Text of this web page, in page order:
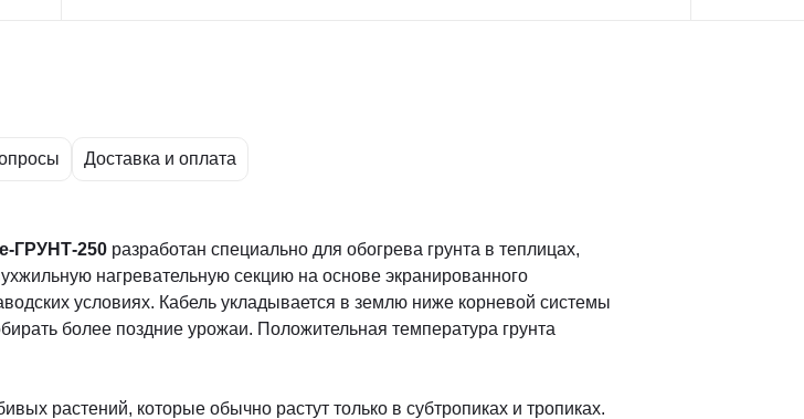
Доставка и оплата
ГРУНТ-250 разработан специально для обогрева грунта в теплицах,
нагревательную секцию на основе экранированного
условиях. Кабель укладывается в землю ниже корневой системы
более поздние урожаи. Положительная температура грунта
растений, которые обычно растут только в субтропиках и тропиках.